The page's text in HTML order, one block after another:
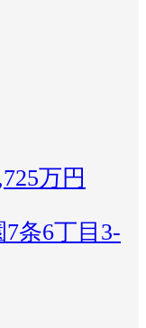
万円
条6丁目3-